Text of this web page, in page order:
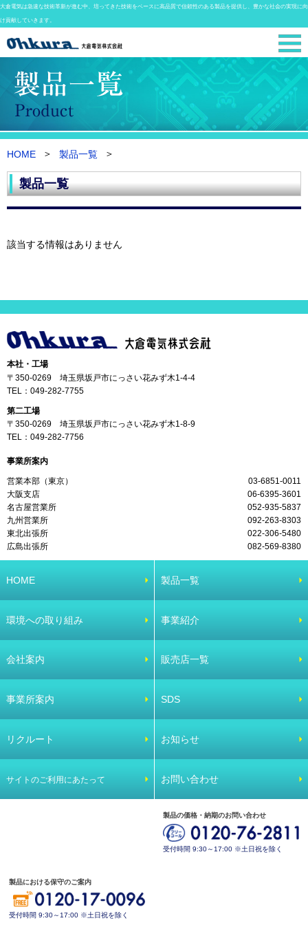
大倉電気は急速な技術革新が進む中、培ってきた技術をベースに高品質で信頼性のある製品を提供し、豊かな社会の実現に向
け貢献していきます。
HOME 製品一覧
製品一覧
該当する情報はありません
本社・工場
〒350-0269 埼玉県坂戸市にっさい花みず木1-4-4
TEL： 049-282-7755
第二工場
〒350-0269 埼玉県坂戸市にっさい花みず木1-8-9
TEL： 049-282-7756
事業所案内
営業本部（東京）
03-6851-0011
大阪支店
06-6395-3601
名古屋営業所
052-935-5837
九州営業所
092-263-8303
東北出張所
022-306-5480
広島出張所
082-569-8380
HOME 製品一覧
環境への取り組み 事業紹介
会社案内 販売店一覧
事業所案内 SDS
リクルート お知らせ
サイトのご利用にあたって お問い合わせ
製品の価格・納期のお問い合わせ
受付時間 9:30～17:00 ※土日祝を除く
製品における保守のご案内
受付時間 9:30～17:00 ※土日祝を除く